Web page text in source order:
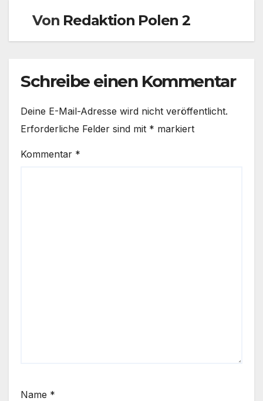
Von Redaktion Polen 2
Schreibe einen Kommentar
Deine E-Mail-Adresse wird nicht veröffentlicht.
Erforderliche Felder sind mit * markiert
Kommentar *
Name *